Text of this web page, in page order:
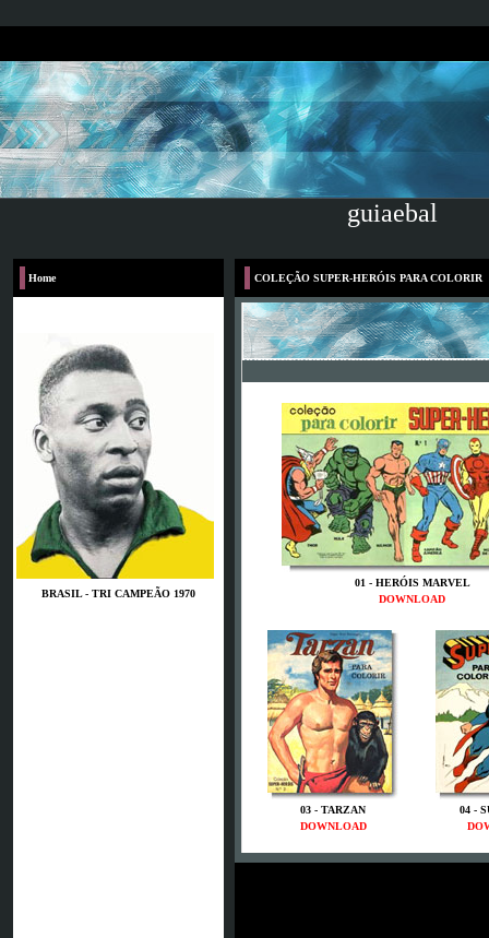
guiaebal
Home
BRASIL - TRI CAMPEÃO 1970
COLEÇÃO SUPER-HERÓIS PARA COLORIR
01 - HERÓIS MARVEL
DOWNLOAD
03 - TARZAN
04 -
DOWNLOAD